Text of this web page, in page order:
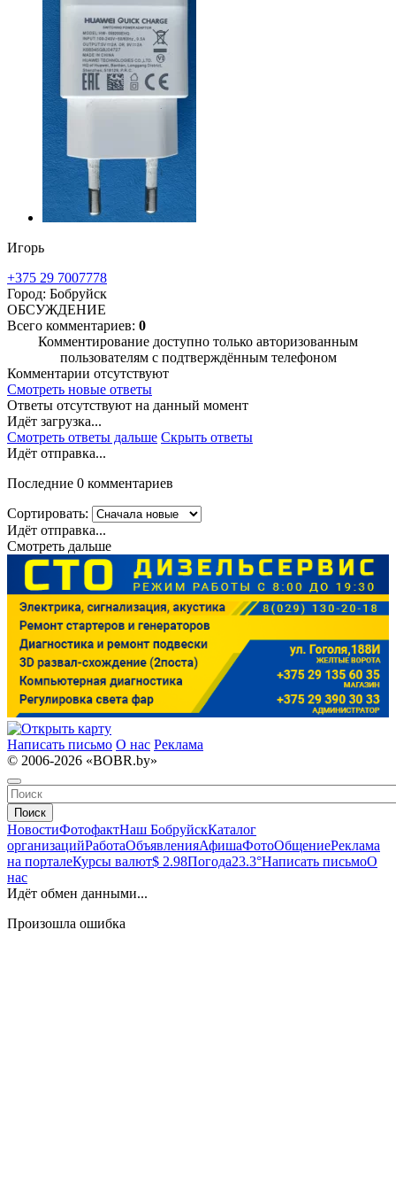
Игорь
+375 29 7007778
Город: Бобруйск
ОБСУЖДЕНИЕ
Всего комментариев: 0
Комментирование доступно только авторизованным
пользователям с подтверждённым телефоном
Комментарии отсутствуют
Смотреть новые ответы
Ответы отсутствуют на данный момент
Идёт загрузка...
Смотреть ответы дальше Скрыть ответы
Идёт отправка...
Последние 0 комментариев
Сортировать:
Идёт отправка...
Смотреть дальше
Написать письмо О нас Реклама
© 2006-2026 «BOBR.by»
Поиск
НовостиФотофактНаш БобруйскКаталог
организацийРаботаОбъявленияАфишаФотоОбщениеРеклама
на порталеКурсы валют$ 2.98Погода23.3°Написать письмоО
нас
Идёт обмен данными...
Произошла ошибка